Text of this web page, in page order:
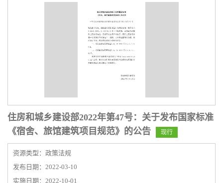
住房和城乡建设部2022年第47号：关于发布国家标准
《宿舍、旅馆建筑项目规范》的公告
现行
资源类型：政策法规
发布日期：2022-03-10
实施日期：2022-10-01